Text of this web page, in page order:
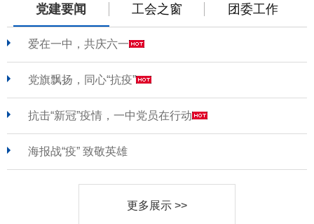
党建要闻 工会之窗 团委工作
爱在一中，共庆六一
党旗飘扬，同心“抗疫”
抗击“新冠”疫情，一中党员在行动
海报战“疫” 致敬英雄
更多展示 >>